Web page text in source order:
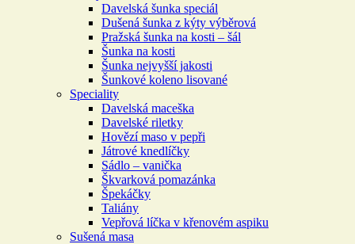
Davelská šunka speciál
Dušená šunka z kýty výběrová
Pražská šunka na kosti – šál
Šunka na kosti
Šunka nejvyšší jakosti
Šunkové koleno lisované
Speciality
Davelská maceška
Davelské riletky
Hovězí maso v pepři
Játrové knedlíčky
Sádlo – vanička
Škvarková pomazánka
Špekáčky
Taliány
Vepřová líčka v křenovém aspiku
Sušená masa